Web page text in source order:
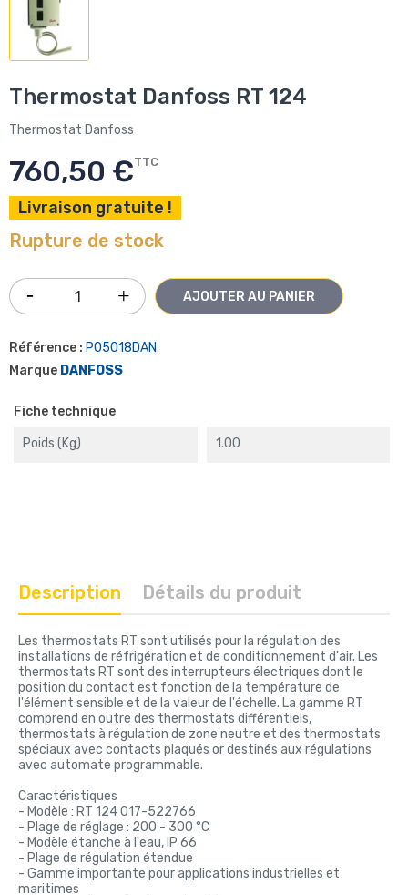
Thermostat Danfoss RT 124
Thermostat Danfoss
760,50 €TTC
Livraison gratuite !
Rupture de stock
AJOUTER AU PANIER
Référence : P05018DAN
Marque DANFOSS
Fiche technique
Poids (kg) 1.00
Description Détails du produit
Les thermostats RT sont utilisés pour la régulation des
installations de réfrigération et de conditionnement d'air. Les
thermostats RT sont des interrupteurs électriques dont le
position du contact est fonction de la température de
l'élément sensible et de la valeur de l'échelle. La gamme RT
comprend en outre des thermostats différentiels,
thermostats à régulation de zone neutre et des thermostats
spéciaux avec contacts plaqués or destinés aux régulations
avec automate programmable.
Caractéristiques
- Modèle : RT 124 017-522766
- Plage de réglage : 200 - 300 °C
- Modèle étanche à l'eau, IP 66
- Plage de régulation étendue
- Gamme importante pour applications industrielles et
maritimes